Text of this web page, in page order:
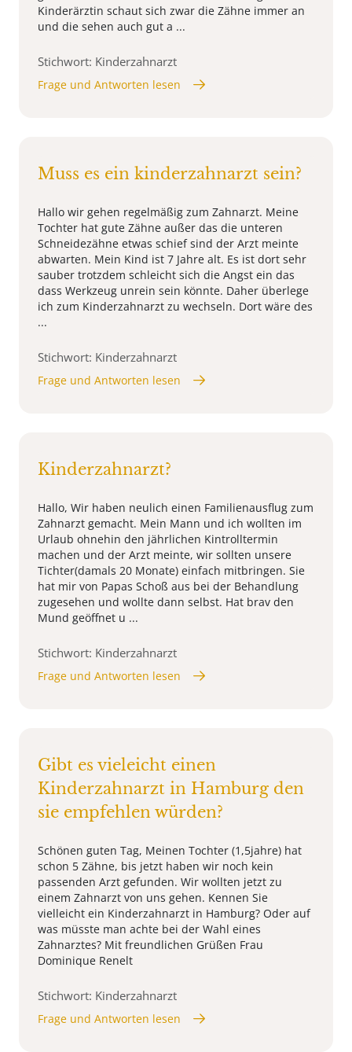
Kinderärztin schaut sich zwar die Zähne immer an
und die sehen auch gut a ...
Stichwort: Kinderzahnarzt
Frage und Antworten lesen
Muss es ein kinderzahnarzt sein?
Hallo wir gehen regelmäßig zum Zahnarzt. Meine
Tochter hat gute Zähne außer das die unteren
Schneidezähne etwas schief sind der Arzt meinte
abwarten. Mein Kind ist 7 Jahre alt. Es ist dort sehr
sauber trotzdem schleicht sich die Angst ein das
dass Werkzeug unrein sein könnte. Daher überlege
ich zum Kinderzahnarzt zu wechseln. Dort wäre des
...
Stichwort: Kinderzahnarzt
Frage und Antworten lesen
Kinderzahnarzt?
Hallo, Wir haben neulich einen Familienausflug zum
Zahnarzt gemacht. Mein Mann und ich wollten im
Urlaub ohnehin den jährlichen Kintrolltermin
machen und der Arzt meinte, wir sollten unsere
Tichter(damals 20 Monate) einfach mitbringen. Sie
hat mir von Papas Schoß aus bei der Behandlung
zugesehen und wollte dann selbst. Hat brav den
Mund geöffnet u ...
Stichwort: Kinderzahnarzt
Frage und Antworten lesen
Gibt es vieleicht einen
Kinderzahnarzt in Hamburg den
sie empfehlen würden?
Schönen guten Tag, Meinen Tochter (1,5jahre) hat
schon 5 Zähne, bis jetzt haben wir noch kein
passenden Arzt gefunden. Wir wollten jetzt zu
einem Zahnarzt von uns gehen. Kennen Sie
vielleicht ein Kinderzahnarzt in Hamburg? Oder auf
was müsste man achte bei der Wahl eines
Zahnarztes? Mit freundlichen Grüßen Frau
Dominique Renelt
Stichwort: Kinderzahnarzt
Frage und Antworten lesen